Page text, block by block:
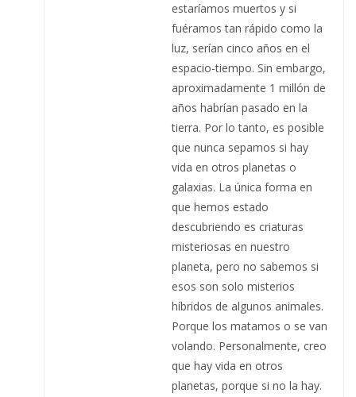
estaríamos muertos y si
fuéramos tan rápido como la
luz, serían cinco años en el
espacio-tiempo. Sin embargo,
aproximadamente 1 millón de
años habrían pasado en la
tierra. Por lo tanto, es posible
que nunca sepamos si hay
vida en otros planetas o
galaxias. La única forma en
que hemos estado
descubriendo es criaturas
misteriosas en nuestro
planeta, pero no sabemos si
esos son solo misterios
híbridos de algunos animales.
Porque los matamos o se van
volando. Personalmente, creo
que hay vida en otros
planetas, porque si no la hay.